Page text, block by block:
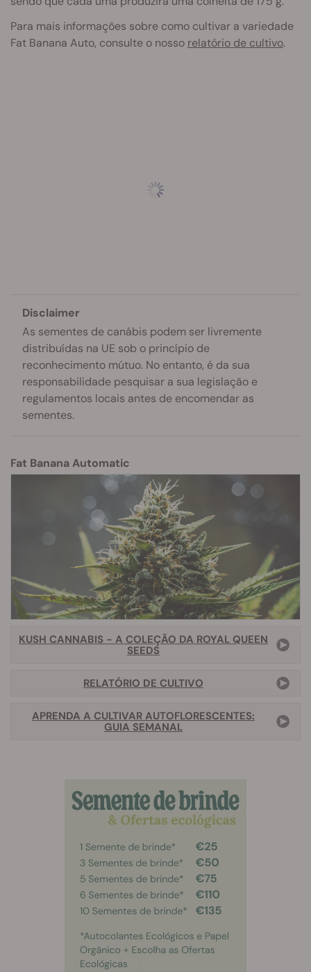
Para mais informações sobre como cultivar a variedade
Fat Banana Auto, consulte o nosso relatório de cultivo.
Disclaimer
As sementes de canábis podem ser livremente
distribuídas na UE sob o princípio de
reconhecimento mútuo. No entanto, é da sua
responsabilidade pesquisar a sua legislação e
regulamentos locais antes de encomendar as
sementes.
Fat Banana Automatic
KUSH CANNABIS - A COLEÇÃO DA ROYAL QUEEN
SEEDS
RELATÓRIO DE CULTIVO
APRENDA A CULTIVAR AUTOFLORESCENTES:
GUIA SEMANAL